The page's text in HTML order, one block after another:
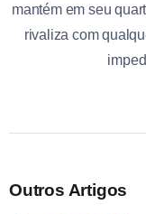
mantém em seu
rivaliza com
Outros Artigos